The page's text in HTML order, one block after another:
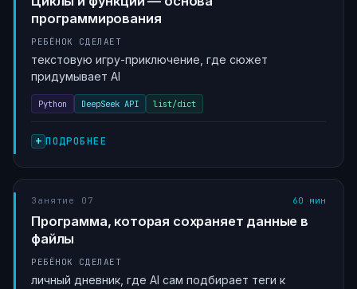
программирования
РЕБЁНОК СДЕЛАЕТ
текстовую игру-приключение, где сюжет
придумывает AI
Python DeepSeek API list/dict
ПОДРОБНЕЕ
Занятие 07 60 мин
Программа, которая сохраняет данные в
файлы
РЕБЁНОК СДЕЛАЕТ
личный дневник, где AI сам подбирает теги к